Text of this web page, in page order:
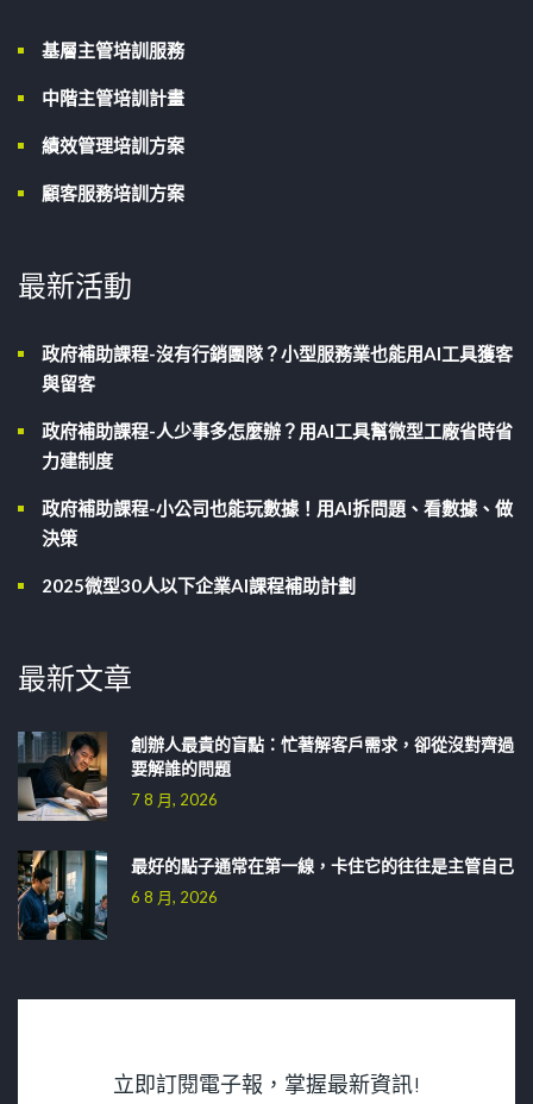
基層主管培訓服務
中階主管培訓計畫
績效管理培訓方案
顧客服務培訓方案
最新活動
政府補助課程-沒有行銷團隊？小型服務業也能用AI工具獲客
與留客
政府補助課程-人少事多怎麼辦？用AI工具幫微型工廠省時省
力建制度
政府補助課程-小公司也能玩數據！用AI拆問題、看數據、做
決策
2025微型30人以下企業AI課程補助計劃
最新文章
創辦人最貴的盲點：忙著解客戶需求，卻從沒對齊過
要解誰的問題
7 8 月, 2026
最好的點子通常在第一線，卡住它的往往是主管自己
6 8 月, 2026
立即訂閱電子報，掌握最新資訊!